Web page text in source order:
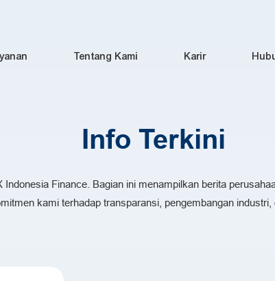
Tentang Kami Karir
Info Terkini
Finance. Bagian ini menampilkan berita
kami terhadap transparansi, pengembangan industri,